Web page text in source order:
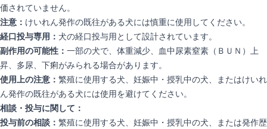
価されていません。
注意： けいれん発作の既往がある犬には慎重に使用してください。
経口投与専用： 犬の経口投与用として設計されています。
副作用の可能性： 一部の犬で、体重減少、血中尿素窒素（ＢＵＮ）上
昇、多尿、下痢がみられる場合があります。
使用上の注意： 繁殖に使用する犬、妊娠中・授乳中の犬、またはけいれ
ん発作の既往がある犬には使用を避けてください。
相談・投与に関して：
投与前の相談： 繁殖に使用する犬、妊娠中・授乳中の犬、または発作歴